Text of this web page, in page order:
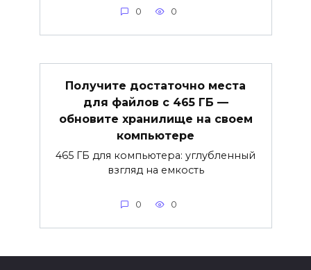
0 0
Получите достаточно места
для файлов с 465 ГБ —
обновите хранилище на своем
компьютере
465 ГБ для компьютера: углубленный
взгляд на емкость
0 0